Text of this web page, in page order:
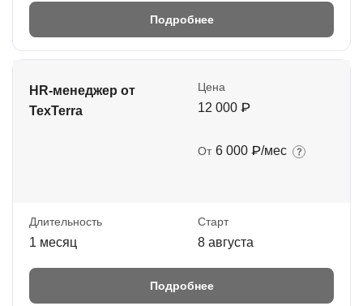
Подробнее
HR-менеджер от
TexTerra
Цена
12 000 ₽
От 6 000 ₽/мес
Длительность
1 месяц
Старт
8 августа
Подробнее